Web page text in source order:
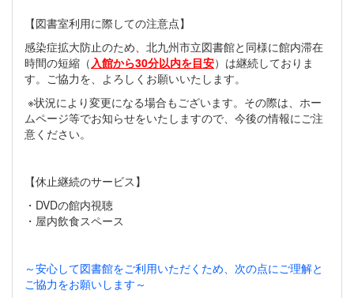
【図書室利用に際しての注意点】
感染症拡大防止のため、北九州市立図書館と同様に館内滞在
時間の短縮（ 入館から30分以内を目安）は継続しておりま
す。ご協力を、よろしくお願いいたします。
※状況により変更になる場合もございます。その際は、ホー
ムページ等でお知らせをいたしますので、今後の情報にご注
意ください。
【休止継続のサービス】
・DVDの館内視聴
・屋内飲食スペース
～安心して図書館をご利用いただくため、次の点にご理解と
ご協力をお願いします～